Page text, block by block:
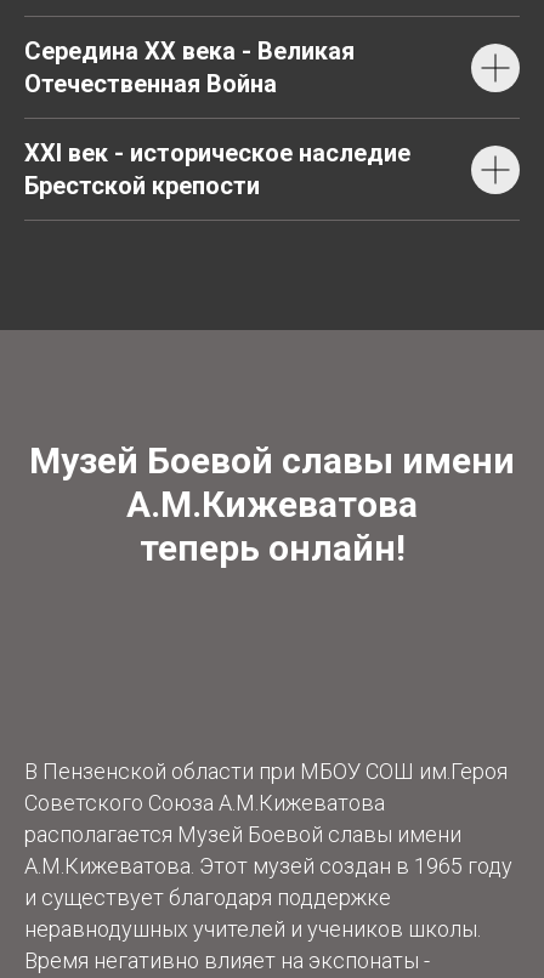
Середина XX века - Великая
Отечественная Война
XXI век - историческое наследие
Брестской крепости
Музей Боевой славы имени
А.М.Кижеватова
теперь онлайн!
В Пензенской области при МБОУ СОШ им.Героя
Советского Союза А.М.Кижеватова
располагается Музей Боевой славы имени
А.М.Кижеватова. Этот музей создан в 1965 году
и существует благодаря поддержке
неравнодушных учителей и учеников школы.
Время негативно влияет на экспонаты -